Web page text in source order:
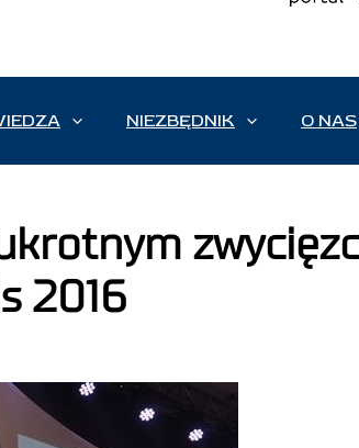
NIEZBĘDNIK O NAS
2016